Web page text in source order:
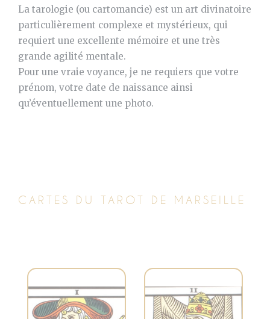
La tarologie (ou cartomancie) est un art divinatoire
particulièrement complexe et mystérieux, qui
requiert une excellente mémoire et une très
grande agilité mentale.
Pour une vraie voyance, je ne requiers que votre
prénom, votre date de naissance ainsi
qu’éventuellement une photo.
CARTES DU TAROT DE MARSEILLE
Représente la
Symbolise la